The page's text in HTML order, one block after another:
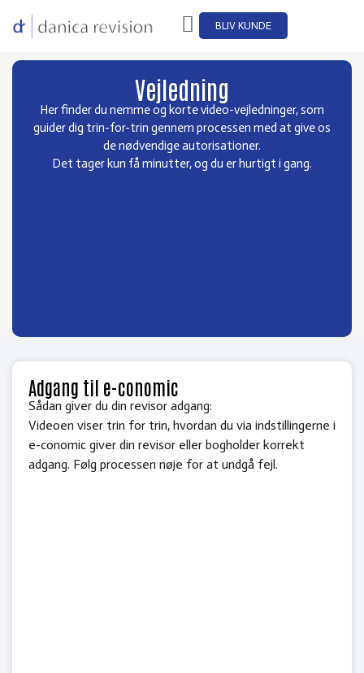
BLIV KUNDE
Vejledning
Her finder du nemme og korte video-vejledninger, som
guider dig trin-for-trin gennem processen med at give os
de nødvendige autorisationer.
Det tager kun få minutter, og du er hurtigt i gang.
Adgang til e-conomic
Sådan giver du din revisor adgang:
Videoen viser trin for trin, hvordan du via indstillingerne i
e-conomic giver din revisor eller bogholder korrekt
adgang. Følg processen nøje for at undgå fejl.